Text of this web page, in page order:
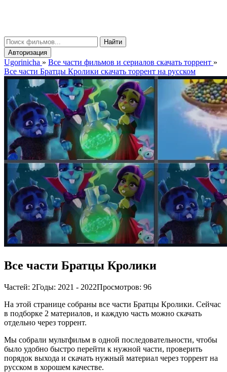
Найти
Авторизация
Ugorinicha » Все части фильмов и сериалов скачать торрент »
Все части Братцы Кролики скачать торрент на русском
Все части Братцы Кролики
Частей: 2Годы: 2021 - 2022Просмотров: 96
На этой странице собраны все части Братцы Кролики. Сейчас
в подборке 2 материалов, и каждую часть можно скачать
отдельно через торрент.
Мы собрали мультфильм в одной последовательности, чтобы
было удобно быстро перейти к нужной части, проверить
порядок выхода и скачать нужный материал через торрент на
русском в хорошем качестве.